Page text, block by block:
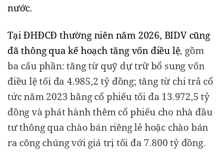
nước.
Tại ĐHĐCĐ thường niên năm 2026, BIDV cũng
đã thông qua kế hoạch tăng vốn điều lệ, gồm
ba cấu phần: tăng từ quỹ dự trữ bổ sung vốn
điều lệ tối đa 4.985,2 tỷ đồng; tăng từ chi trả cổ
tức năm 2023 bằng cổ phiếu tối đa 13.972,5 tỷ
đồng và phát hành thêm cổ phiếu cho nhà đầu
tư thông qua chào bán riêng lẻ hoặc chào bán
ra công chúng với giá trị tối đa 7.800 tỷ đồng.